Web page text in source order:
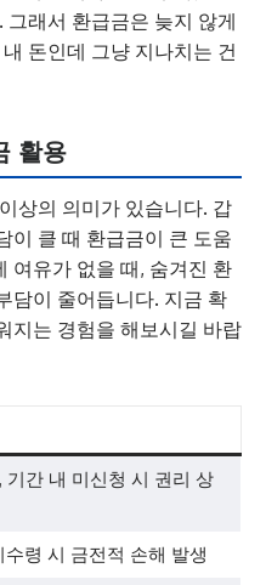
래서 환급금은 늦지 않게
돈인데 그냥 지나치는 건
활용
상의 의미가 있습니다. 갑
이 클 때 환급금이 큰 도움
여유가 없을 때, 숨겨진 환
담이 줄어듭니다. 지금 확
지는 경험을 해보시길 바랍
기간 내 미신청 시 권리 상
수령 시 금전적 손해 발생